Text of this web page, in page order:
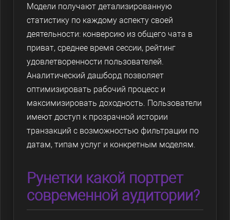
Модели получают детализированную
статистику по каждому аспекту своей
деятельности: конверсию из общего чата в
приват, среднее время сессии, рейтинг
удовлетворенности пользователей.
Аналитический дашборд позволяет
оптимизировать рабочий процесс и
максимизировать доходность. Пользователи
имеют доступ к прозрачной истории
транзакций с возможностью фильтрации по
датам, типам услуг и конкретным моделям.
Рунетки какой портрет
современной аудитории?